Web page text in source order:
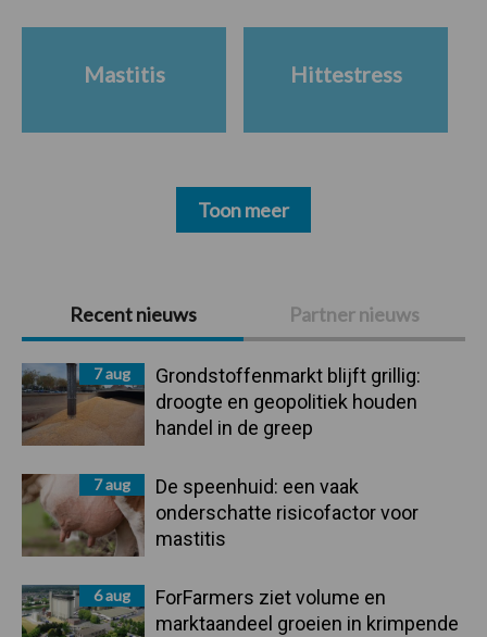
Primaire
Sidebar
Recent nieuws Partner nieuws
7 aug
Grondstoffenmarkt blijft grillig:
droogte en geopolitiek houden
handel in de greep
7 aug
De speenhuid: een vaak
onderschatte risicofactor voor
mastitis
6 aug
ForFarmers ziet volume en
marktaandeel groeien in krimpende
Mastitis Hittestress
Toon meer